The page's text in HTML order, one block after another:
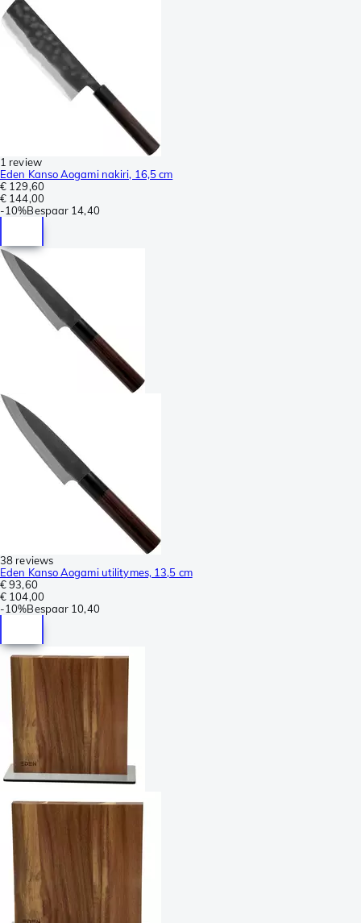
1 review
Eden Kanso Aogami nakiri, 16,5 cm
€ 129,60
€ 144,00
-10%Bespaar 14,40
38 reviews
Eden Kanso Aogami utilitymes, 13,5 cm
€ 93,60
€ 104,00
-10%Bespaar 10,40